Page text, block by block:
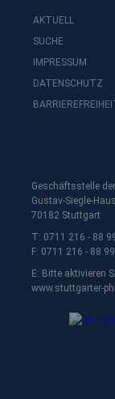
AKTUELL
SUCHE
IMPRESSUM
DATENSCHUTZ
Geschäftsstelle
Gustav-Siegle-
70182 Stuttgart
T: 0711 216 - 88
F: 0711 216 - 88
E: Bitte aktivieren
www.stuttgarter-